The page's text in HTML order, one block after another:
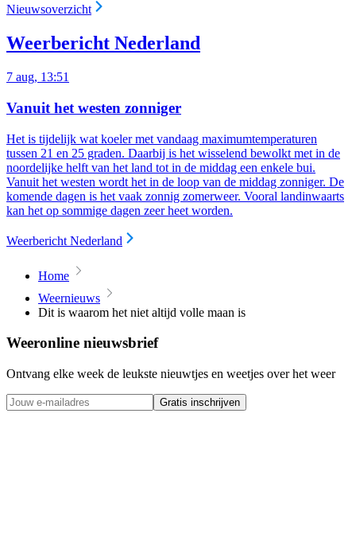
Nieuwsoverzicht
Weerbericht Nederland
7 aug, 13:51
Vanuit het westen zonniger
Het is tijdelijk wat koeler met vandaag maximumtemperaturen
tussen 21 en 25 graden. Daarbij is het wisselend bewolkt met in de
noordelijke helft van het land tot in de middag een enkele bui.
Vanuit het westen wordt het in de loop van de middag zonniger. De
komende dagen is het vaak zonnig zomerweer. Vooral landinwaarts
kan het op sommige dagen zeer heet worden.
Weerbericht Nederland
Home
Weernieuws
Dit is waarom het niet altijd volle maan is
Weeronline nieuwsbrief
Ontvang elke week de leukste nieuwtjes en weetjes over het weer
Gratis inschrijven